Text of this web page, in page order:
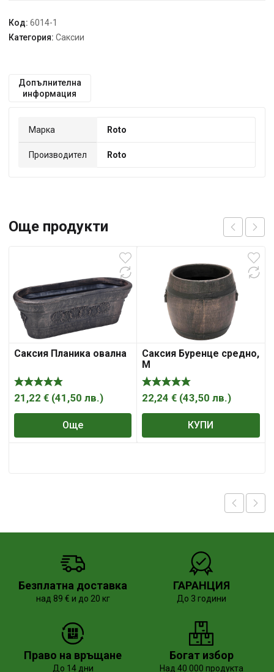
Код: 6014-1
Категория: Саксии
Допълнителна
информация
Марка Roto
Производител Roto
Още продукти
Саксия Планика овална
21,22 € (41,50 лв.)
Още
Саксия Буренце средно,
M
22,24€ (43,50лв.)
КУПИ
Безплатна доставка
над 89 € и до 20 кг
ГАРАНЦИЯ
До 3 години
Право на връщане
До 14 дни
Богат избор
Над 40 000 продукта